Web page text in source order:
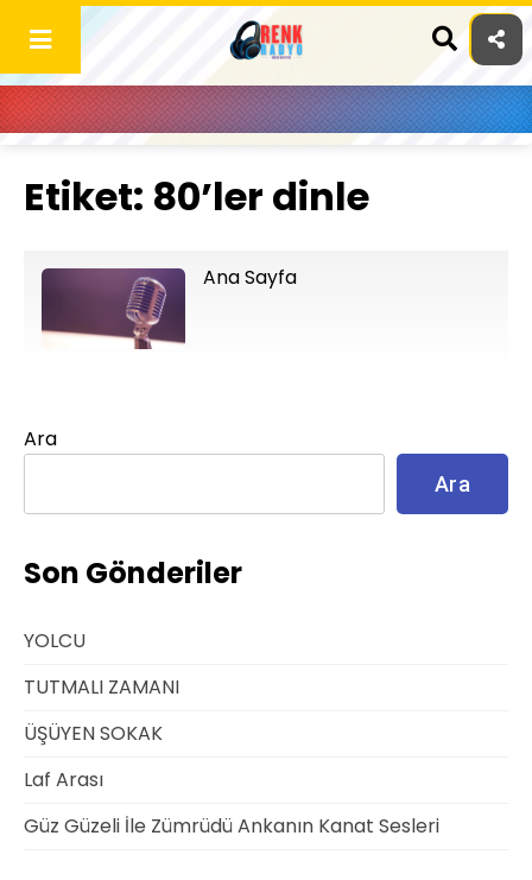
content
Etiket: 80’ler dinle
Ana Sayfa
Ara
Ara
Son Gönderiler
YOLCU
TUTMALI ZAMANI
ÜŞÜYEN SOKAK
Laf Arası
Güz Güzeli İle Zümrüdü Ankanın Kanat Sesleri